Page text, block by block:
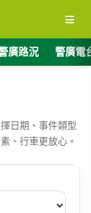
≡
廣路況 警廣電
日期、事件類型
、行車更放心。